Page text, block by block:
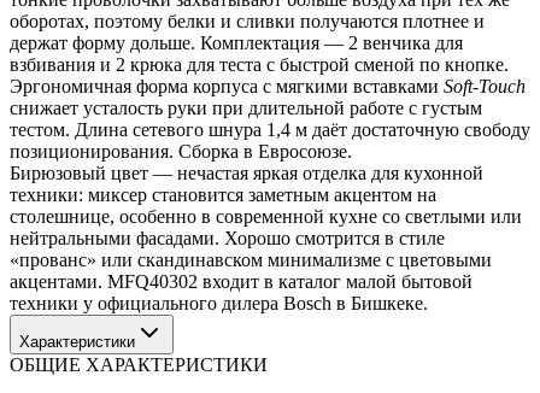
оборотах, поэтому белки и сливки получаются плотнее и
держат форму дольше. Комплектация — 2 венчика для
взбивания и 2 крюка для теста с быстрой сменой по кнопке.
Эргономичная форма корпуса с мягкими вставками Soft-Touch
снижает усталость руки при длительной работе с густым
тестом. Длина сетевого шнура 1,4 м даёт достаточную свободу
позиционирования. Сборка в Евросоюзе.
Бирюзовый цвет — нечастая яркая отделка для кухонной
техники: миксер становится заметным акцентом на
столешнице, особенно в современной кухне со светлыми или
нейтральными фасадами. Хорошо смотрится в стиле
«прованс» или скандинавском минимализме с цветовыми
акцентами. MFQ40302 входит в каталог малой бытовой
техники у официального дилера Bosch в Бишкеке.
Характеристики
ОБЩИЕ ХАРАКТЕРИСТИКИ